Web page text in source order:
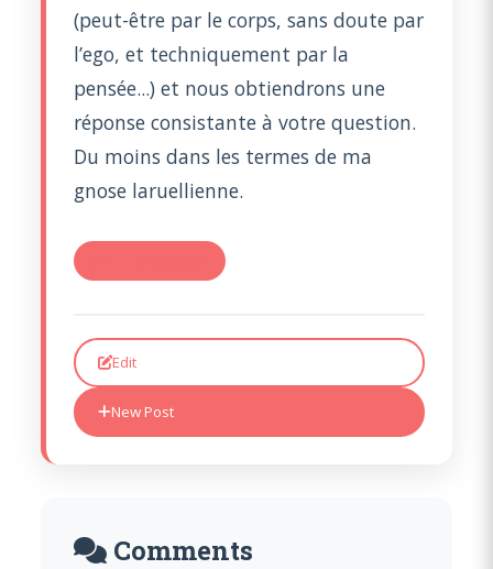
(peut-être par le corps, sans doute par
l’ego, et techniquement par la
pensée...) et nous obtiendrons une
réponse consistante à votre question.
Du moins dans les termes de ma
gnose laruellienne.
Edit
New Post
Comments